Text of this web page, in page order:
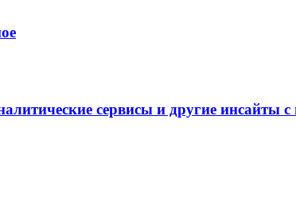
сервисы и другие